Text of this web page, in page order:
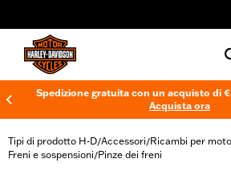
Spedizione gratuita con un acquisto di
Acquista ora
Tipi di prodotto H-D/Accessori/Ricambi per
Freni e sospensioni/Pinze dei freni